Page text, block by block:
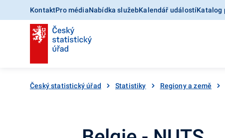
KontaktPro médiaNabídka služebKalendář událostíKatalog
Český statistický úřad Statistiky Regiony a země